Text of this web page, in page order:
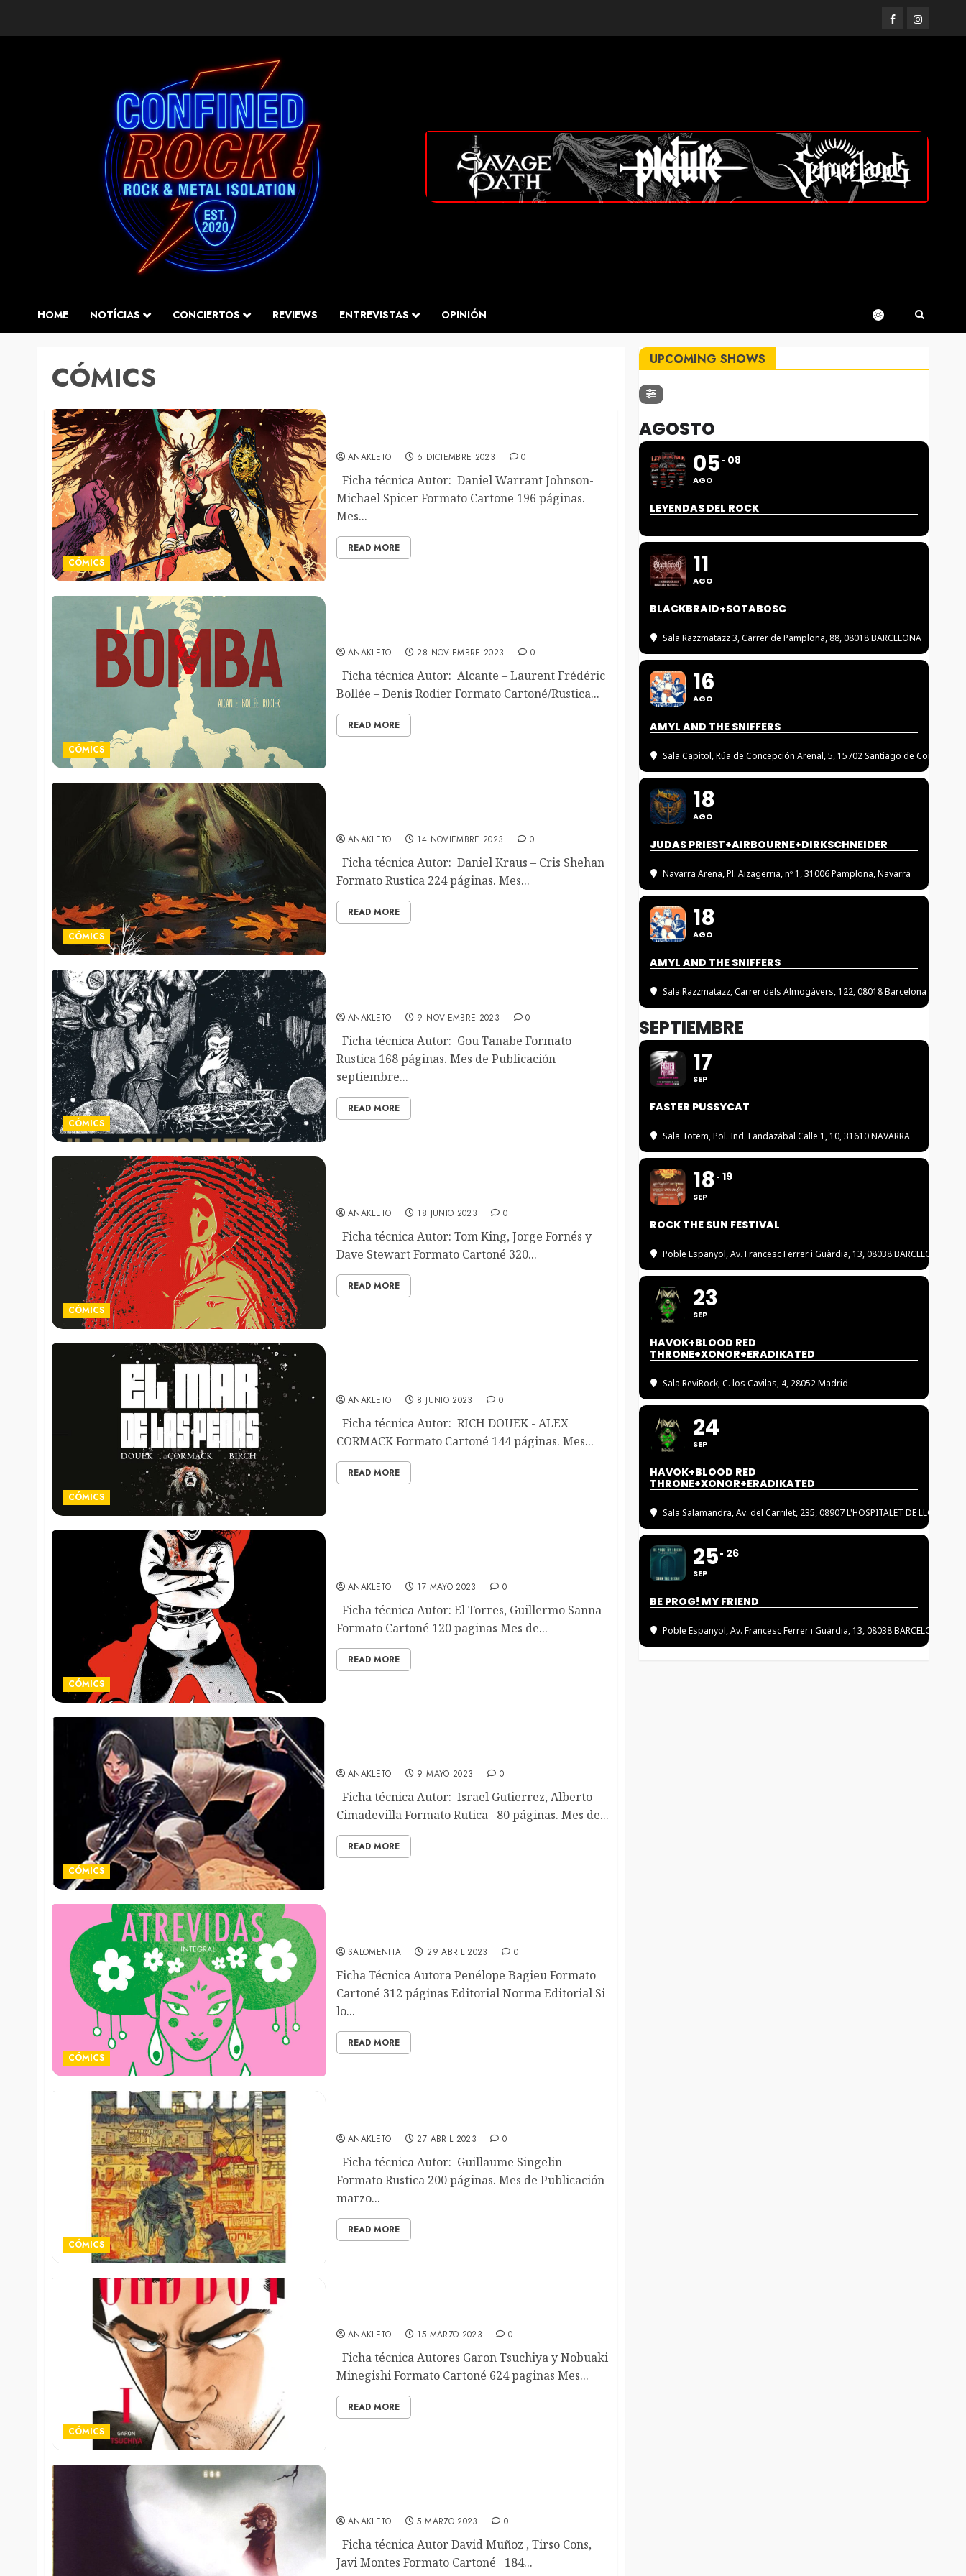
FacebookInstagram
HOME NOTÍCIAS CONCIERTOS REVIEWS ENTREVISTAS OPINIÓN
CÓMICS
CÓMICS
ANAKLETO 6 DICIEMBRE 2023 0
Ficha técnica Autor: Daniel Warrant Johnson-
Michael Spicer Formato Cartone 196 páginas.
Mes...
READ MORE
CÓMICS
ANAKLETO 28 NOVIEMBRE 2023 0
Ficha técnica Autor: Alcante – Laurent Frédéric
Bollée – Denis Rodier Formato Cartoné/Rustica...
READ MORE
CÓMICS
ANAKLETO 14 NOVIEMBRE 2023 0
Ficha técnica Autor: Daniel Kraus – Cris Shehan
Formato Rustica 224 páginas. Mes...
READ MORE
CÓMICS
ANAKLETO 9 NOVIEMBRE 2023 0
Ficha técnica Autor: Gou Tanabe Formato
Rustica 168 páginas. Mes de Publicación
septiembre...
READ MORE
CÓMICS
ANAKLETO 18 JUNIO 2023 0
Ficha técnica Autor: Tom King, Jorge Fornés y
Dave Stewart Formato Cartoné 320...
READ MORE
CÓMICS
ANAKLETO 8 JUNIO 2023 0
Ficha técnica Autor: RICH DOUEK - ALEX
CORMACK Formato Cartoné 144 páginas. Mes...
READ MORE
CÓMICS
ANAKLETO 17 MAYO 2023 0
Ficha técnica Autor: El Torres, Guillermo Sanna
Formato Cartoné 120 paginas Mes de...
READ MORE
CÓMICS
ANAKLETO 9 MAYO 2023 0
Ficha técnica Autor: Israel Gutierrez, Alberto
Cimadevilla Formato Rutica 80 páginas. Mes de...
READ MORE
CÓMICS
SALOMENITA 29 ABRIL 2023 0
Ficha Técnica Autora Penélope Bagieu Formato
Cartoné 312 páginas Editorial Norma Editorial Si
lo...
READ MORE
CÓMICS
ANAKLETO 27 ABRIL 2023 0
Ficha técnica Autor: Guillaume Singelin
Formato Rustica 200 páginas. Mes de Publicación
marzo...
READ MORE
CÓMICS
ANAKLETO 15 MARZO 2023 0
Ficha técnica Autores Garon Tsuchiya y Nobuaki
Minegishi Formato Cartoné 624 paginas Mes...
READ MORE
ANAKLETO 5 MARZO 2023 0
Ficha técnica Autor David Muñoz , Tirso Cons,
Javi Montes Formato Cartoné 184...
UPCOMING SHOWS
AGOSTO
05
AGO
08
LEYENDAS DEL ROCK
11
AGO
BLACKBRAID+SOTABOSC
Sala Razzmatazz 3, Carrer de Pamplona, 88, 08018 BARCELONA
16
AGO
AMYL AND THE SNIFFERS
Sala Capitol, Rúa de Concepción Arenal, 5, 15702 Santiago de
18
AGO
JUDAS PRIEST+AIRBOURNE+DIRKSCHNEIDER
Navarra Arena, Pl. Aizagerria, nº 1, 31006 Pamplona, Navarra
18
AGO
AMYL AND THE SNIFFERS
Sala Razzmatazz, Carrer dels Almogàvers, 122, 08018 Barcelona
SEPTIEMBRE
17
SEP
FASTER PUSSYCAT
Sala Totem, Pol. Ind. Landazábal Calle 1, 10, 31610 NAVARRA
18
SEP
19
ROCK THE SUN FESTIVAL
Poble Espanyol, Av. Francesc Ferrer i Guàrdia, 13, 08038 BARCELONA
23
SEP
HAVOK+BLOOD RED
THRONE+XONOR+ERADIKATED
Sala ReviRock, C. los Cavilas, 4, 28052 Madrid
24
SEP
HAVOK+BLOOD RED
THRONE+XONOR+ERADIKATED
Sala Salamandra, Av. del Carrilet, 235, 08907 L'HOSPITALET DE LLOBREGAT
25
SEP
26
BE PROG! MY FRIEND
Poble Espanyol, Av. Francesc Ferrer i Guàrdia, 13, 08038 BARCELONA